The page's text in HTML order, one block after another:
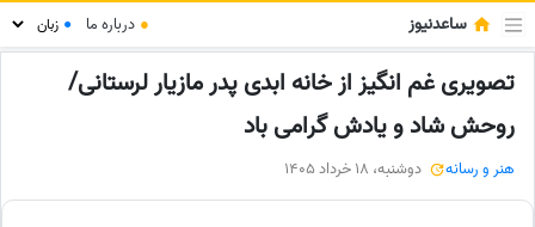
ساعدنیوز ● درباره ما ●
تصویری غم انگیز از خانه ابدی پدر مازیار لرستانی/
روحش شاد و یادش گرامی باد
هنر و رسانه دوشنبه، 18 خرداد 1405